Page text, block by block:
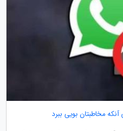
مخاطبتان بویی ببرد